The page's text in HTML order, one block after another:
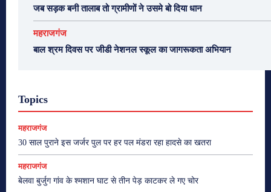
जब सड़क बनी तालाब तो ग्रामीणों ने उसमे बो दिया धान
महराजगंज
बाल श्रम दिवस पर जीडी नेशनल स्कूल का जागरूकता अभियान
Topics
महराजगंज
30 साल पुराने इस जर्जर पुल पर हर पल मंडरा रहा हादसे का खतरा
महराजगंज
बेलवा बुर्जुग गांव के श्मशान घाट से तीन पेड़ काटकर ले गए चोर